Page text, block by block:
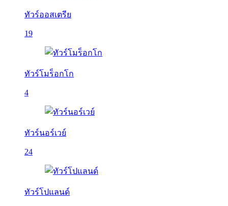
ทัวร์ออสเตรีย
19
ทัวร์โมร็อกโก
4
ทัวร์นอร์เวย์
24
ทัวร์โปแลนด์